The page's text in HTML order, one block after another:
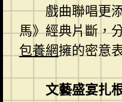
戲曲聯唱更
馬》經典片斷，
包養網擁的密意
文藝盛宴扎